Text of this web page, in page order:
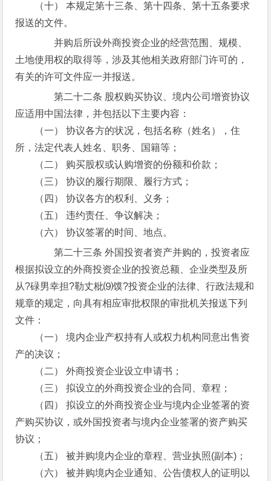
（十） 本规定第十三条、第十四条、第十五条要求
报送的文件。
并购后所设外商投资企业的经营范围、规模、
土地使用权的取得等，涉及其他相关政府部门许可的，
有关的许可文件应一并报送。
第二十二条 股权购买协议、境内公司增资协议
应适用中国法律，并包括以下主要内容：
（一） 协议各方的状况，包括名称（姓名），住
所，法定代表人姓名、职务、国籍等；
（二） 购买股权或认购增资的份额和价款；
（三） 协议的履行期限、履行方式；
（四） 协议各方的权利、义务；
（五） 违约责任、争议解决；
（六） 协议签署的时间、地点。
第二十三条 外国投资者资产并购的，投资者应
根据拟设立的外商投资企业的投资总额、企业类型及所
从?碌男幸担?勒丈枇⑼馍?投资企业的法律、行政法规和
规章的规定，向具有相应审批权限的审批机关报送下列
文件：
（一） 境内企业产权持有人或权力机构同意出售资
产的决议；
（二） 外商投资企业设立申请书；
（三） 拟设立的外商投资企业的合同、章程；
（四） 拟设立的外商投资企业与境内企业签署的资
产购买协议，或外国投资者与境内企业签署的资产购买
协议；
（五） 被并购境内企业的章程、营业执照(副本)；
（六） 被并购境内企业通知、公告债权人的证明以